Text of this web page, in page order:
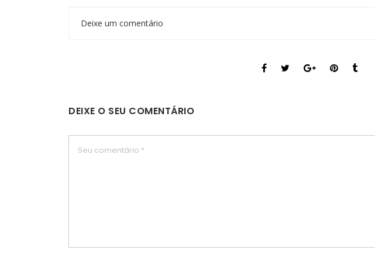
Deixe um comentário
DEIXE O SEU COMENTÁRIO